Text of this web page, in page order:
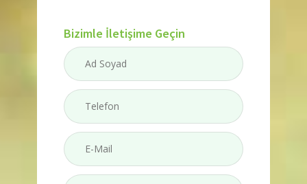
Bizimle İletişime Geçin